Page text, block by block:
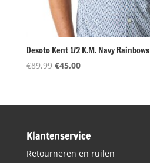
Desoto Kent 1/2 K.M. Navy Rainbows
€89,99 Oorspronkelijke
€89,99.
€45,00Huidige
€45,00.
Klantenservice
Retourneren en ruilen